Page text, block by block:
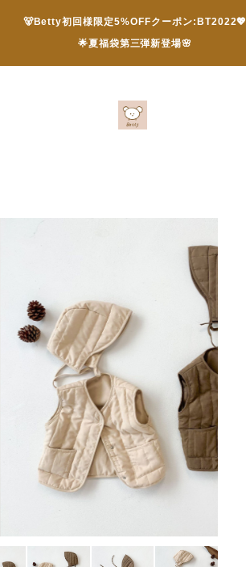
🐻Betty初回様限定5%OFFクーポン:BT2022💖
🌟夏福袋第三弾新登場🌸